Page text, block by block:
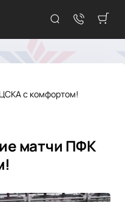
с комфортом!
матчи ПФК